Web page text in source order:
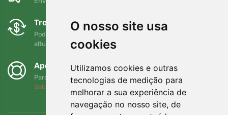
O nosso site usa
cookies
Utilizamos cookies e outras
tecnologias de medição para
melhorar a sua experiência de
navegação no nosso site, de
Trocas e devoluções gratuitas
Pode devolver ou trocar a sua encomenda em qualquer
altura no prazo de 90 dias
Apoiamos a Trees.org
Para cada encomenda plantamos uma árvore! Leia mais
Sobre nós